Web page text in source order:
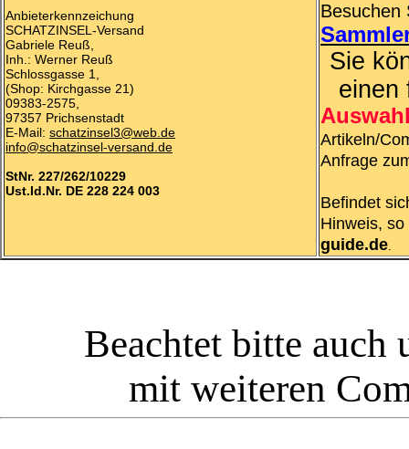
Anbieterkennzeichung
SCHATZINSEL-Versand
Gabriele Reuß,
Inh.: Werner Reuß
Schlossgasse 1,
(Shop: Kirchgasse 21)
09383-2575,
97357 Prichsenstadt
E-Mail: schatzinsel3@web.de
info@schatzinsel-versand.de
StNr. 227/262/10229
Ust.Id.Nr. DE 228 224 003
Besuchen
Sie
Artikeln/
Anfrage
Befindet
Hinweis,
guide.de.
Beachtet bitte auch
mit weiteren